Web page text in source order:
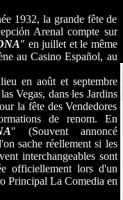
1932, la grande fête de
Arenal compte sur
" en juillet et le même
au Casino Español, au
en août et septembre
Vegas, dans les Jardins
la fête des Vendedores
de renom. En
" (Souvent annoncé
sache réellement si les
interchangeables sont
officiellement lors d'un
Principal La Comedia en